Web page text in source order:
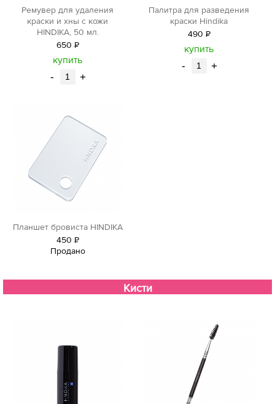
Ремувер для удаления
краски и хны с кожи
HINDIKA, 50 мл.
650 Р
уб.
купить
- +
Палитра для разведения
краски Hindika
490 Р
уб.
купить
- +
Планшет бровиста HINDIKA
450 Р
уб.
Продано
Кисти